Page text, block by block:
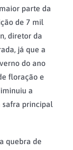
parte da
de 7 mil
diretor da
já que a
do ano
floração e
a
safra principal
quebra de